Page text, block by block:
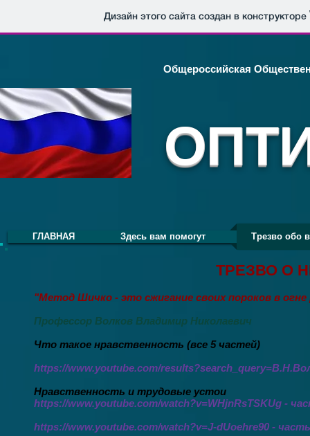
Дизайн этого сайта создан в конструкторе
Общероссийская
ГЛАВНАЯ Здесь вам помогут Трезво обо
ТРЕЗВО О
"Метод Шичко - это сжигание своих пороков в
Профессор Волков Владимир Николаевич
Что такое нравственность (все 5 частей)
https://www.youtube.com/results?search_query=
Нравственность и трудовые устои
https://www.youtube.com/watch?v=WHjnRsTSKUg -
https://www.youtube.com/watch?v=J-dUoehre90 -